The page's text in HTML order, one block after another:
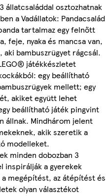
állatcsaláddal osztozhatnak
a Vadállatok: Pandacsalád
tartalmaz egy felnőtt
feje, nyaka és mancsa van,
aki bambuszrügyet rágcsál.
játékkészletet
egy beállítható
mellett; egy
akiket együtt lehet
beállítható játék pingvint
állnak. Mindhárom jelent
akik szeretik a
modelleket.
minden dobozban 3
inspirálják a gyerekek
megépítést, az átépítést és
olyan választékot